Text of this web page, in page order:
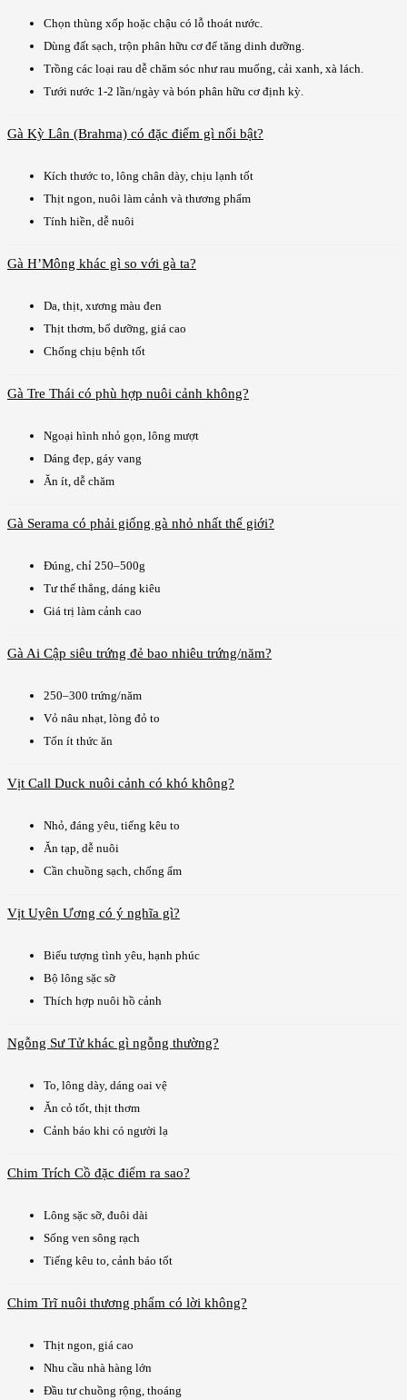
Chọn thùng xốp hoặc chậu có lỗ thoát nước.
Dùng đất sạch, trộn phân hữu cơ để tăng dinh dưỡng.
Trồng các loại rau dễ chăm sóc như rau muống, cải xanh, xà lách.
Tưới nước 1-2 lần/ngày và bón phân hữu cơ định kỳ.
Gà Kỳ Lân (Brahma) có đặc điểm gì nổi bật?
Kích thước to, lông chân dày, chịu lạnh tốt
Thịt ngon, nuôi làm cảnh và thương phẩm
Tính hiền, dễ nuôi
Gà H’Mông khác gì so với gà ta?
Da, thịt, xương màu đen
Thịt thơm, bổ dưỡng, giá cao
Chống chịu bệnh tốt
Gà Tre Thái có phù hợp nuôi cảnh không?
Ngoại hình nhỏ gọn, lông mượt
Dáng đẹp, gáy vang
Ăn ít, dễ chăm
Gà Serama có phải giống gà nhỏ nhất thế giới?
Đúng, chỉ 250–500g
Tư thế thẳng, dáng kiêu
Giá trị làm cảnh cao
Gà Ai Cập siêu trứng đẻ bao nhiêu trứng/năm?
250–300 trứng/năm
Vỏ nâu nhạt, lòng đỏ to
Tốn ít thức ăn
Vịt Call Duck nuôi cảnh có khó không?
Nhỏ, đáng yêu, tiếng kêu to
Ăn tạp, dễ nuôi
Cần chuồng sạch, chống ẩm
Vịt Uyên Ương có ý nghĩa gì?
Biểu tượng tình yêu, hạnh phúc
Bộ lông sặc sỡ
Thích hợp nuôi hồ cảnh
Ngỗng Sư Tử khác gì ngỗng thường?
To, lông dày, dáng oai vệ
Ăn cỏ tốt, thịt thơm
Cảnh báo khi có người lạ
Chim Trích Cồ đặc điểm ra sao?
Lông sặc sỡ, đuôi dài
Sống ven sông rạch
Tiếng kêu to, cảnh báo tốt
Chim Trĩ nuôi thương phẩm có lời không?
Thịt ngon, giá cao
Nhu cầu nhà hàng lớn
Đầu tư chuồng rộng, thoáng